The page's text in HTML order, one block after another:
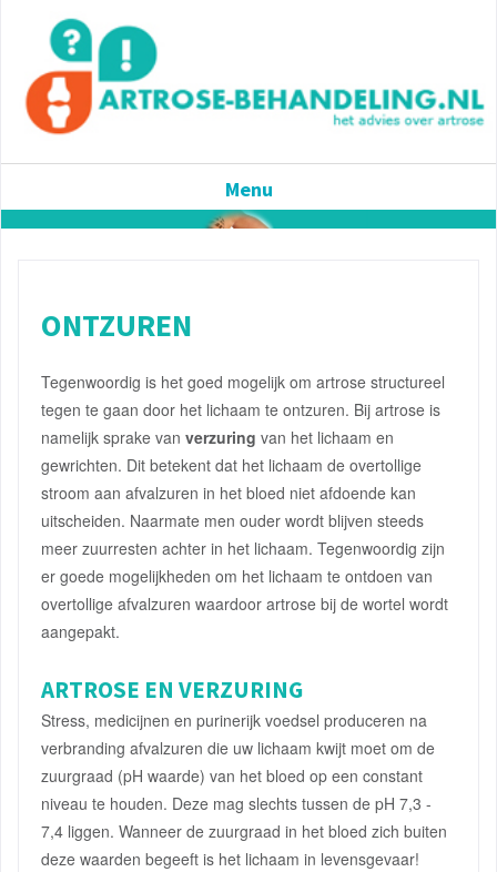
Menu
ONTZUREN
Tegenwoordig is het goed mogelijk om artrose structureel
tegen te gaan door het lichaam te ontzuren. Bij artrose is
namelijk sprake van verzuring van het lichaam en
gewrichten. Dit betekent dat het lichaam de overtollige
stroom aan afvalzuren in het bloed niet afdoende kan
uitscheiden. Naarmate men ouder wordt blijven steeds
meer zuurresten achter in het lichaam. Tegenwoordig zijn
er goede mogelijkheden om het lichaam te ontdoen van
overtollige afvalzuren waardoor artrose bij de wortel wordt
aangepakt.
ARTROSE EN VERZURING
Stress, medicijnen en purinerijk voedsel produceren na
verbranding afvalzuren die uw lichaam kwijt moet om de
zuurgraad (pH waarde) van het bloed op een constant
niveau te houden. Deze mag slechts tussen de pH 7,3 -
7,4 liggen. Wanneer de zuurgraad in het bloed zich buiten
deze waarden begeeft is het lichaam in levensgevaar!